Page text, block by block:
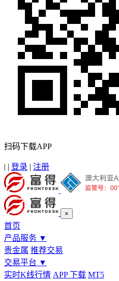
扫码下载APP
| | 登录 | 注册
×
首页
产品服务 ▼
贵金属 推荐交易
交易平台 ▼
实时K线行情 APP 下载 MT5